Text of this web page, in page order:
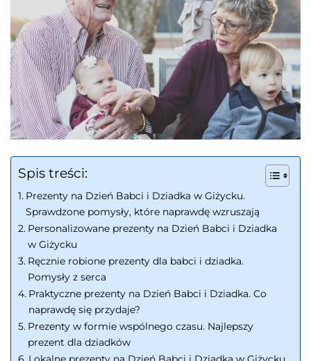
Spis treści:
Prezenty na Dzień Babci i Dziadka w Giżycku.
Sprawdzone pomysły, które naprawdę wzruszają
Personalizowane prezenty na Dzień Babci i Dziadka
w Giżycku
Ręcznie robione prezenty dla babci i dziadka.
Pomysły z serca
Praktyczne prezenty na Dzień Babci i Dziadka. Co
naprawdę się przydaje?
Prezenty w formie wspólnego czasu. Najlepszy
prezent dla dziadków